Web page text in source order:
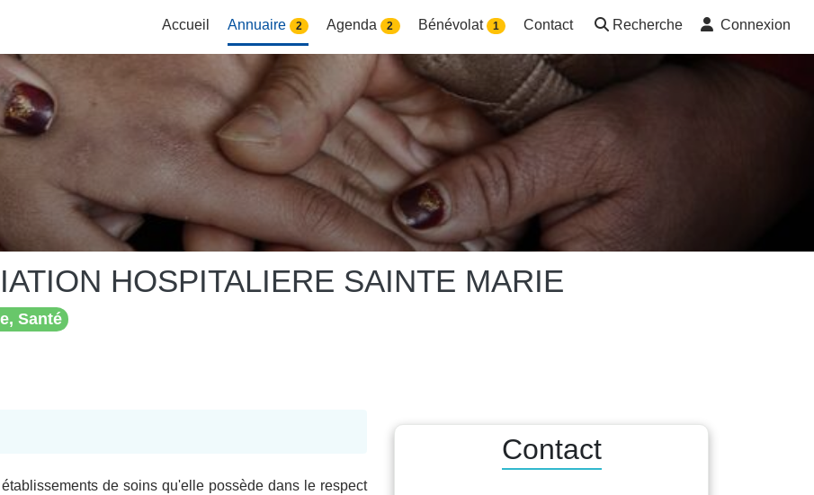
Accueil Annuaire 2 Agenda 2 Bénévolat 1 Contact Recherche Connexion
HOSPITALIERE SAINTE MARIE
Santé
de soins qu'elle possède dans le respect
Contact